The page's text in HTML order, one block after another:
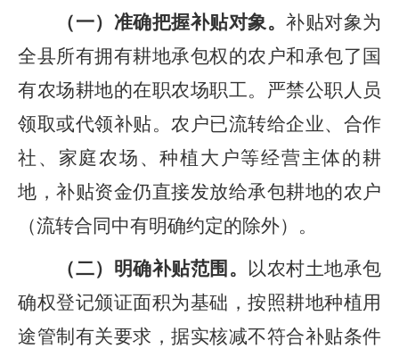
（一）准确把握补贴对象。 补贴对象为
全县所有拥有耕地承包权的农户和承包了国
有农场耕地的在职农场职工。
严禁公职人员
领取或代领补贴。 农户已流转给企业、合作
社、家庭农场、种植大户等经营主体的耕
地，补贴资金仍直接发放给承包耕地的农户
（流转合同中有明确约定的除外）。
（二）明确补贴范围。
以农村土地承包
确权登记颁证面积为基础， 按照耕地种植用
途管制有关要求， 据实核减不符合补贴条件